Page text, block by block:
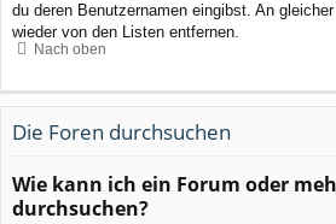
du deren Benutzernamen eingibst. An
wieder von den Listen entfernen.
Nach oben
Die Foren durchsuchen
Wie kann ich ein Forum oder
durchsuchen?